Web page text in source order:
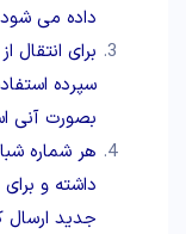
داده می
برای
سپرده
بصورت آنی
هر شماره
داشته و
جدید ارسال